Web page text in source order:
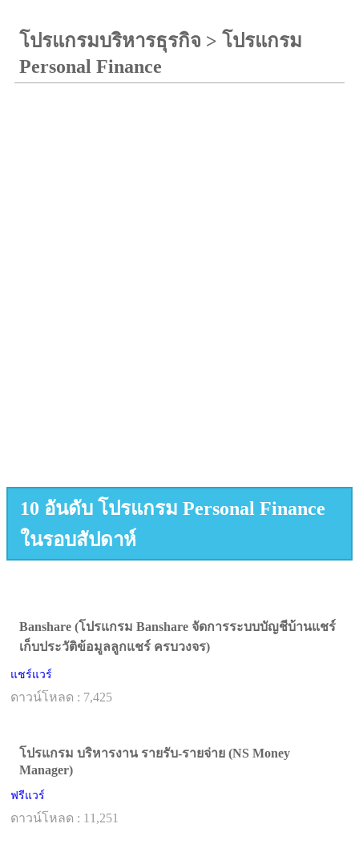
โปรแกรมบริหารธุรกิจ > โปรแกรม
Personal Finance
10 อันดับ โปรแกรม Personal Finance
ในรอบสัปดาห์
Banshare (โปรแกรม Banshare จัดการระบบบัญชีบ้านแชร์
เก็บประวัติข้อมูลลูกแชร์ ครบวงจร)
แชร์แวร์
ดาวน์โหลด : 7,425
โปรแกรม บริหารงาน รายรับ-รายจ่าย (NS Money
Manager)
ฟรีแวร์
ดาวน์โหลด : 11,251